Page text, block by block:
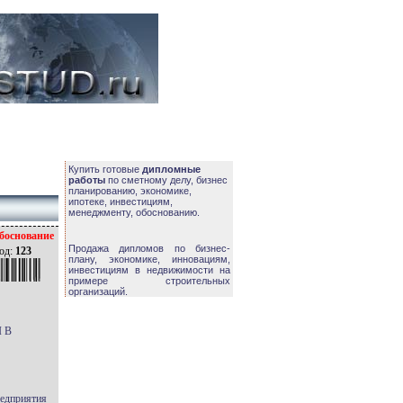
123
В
Купить готовые дипломные
работы по сметному делу, бизнес
планированию, экономике,
ипотеке, инвестициям,
менеджменту, обоснованию.
Продажа дипломов по бизнес-
плану, экономике, инновациям,
инвестициям в недвижимости на
примере строительных
организаций.